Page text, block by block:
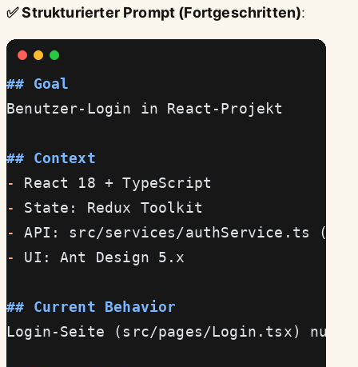
✅ Strukturierter Prompt (Fortgeschritten):
## Goal
Benutzer-Login in React-Projekt
## Context
-
React 18 + TypeScript
-
State: Redux Toolkit
-
API: src/services/authService.ts
-
UI: Ant Design 5.x
## Current Behavior
Login-Seite (src/pages/Login.tsx) nur